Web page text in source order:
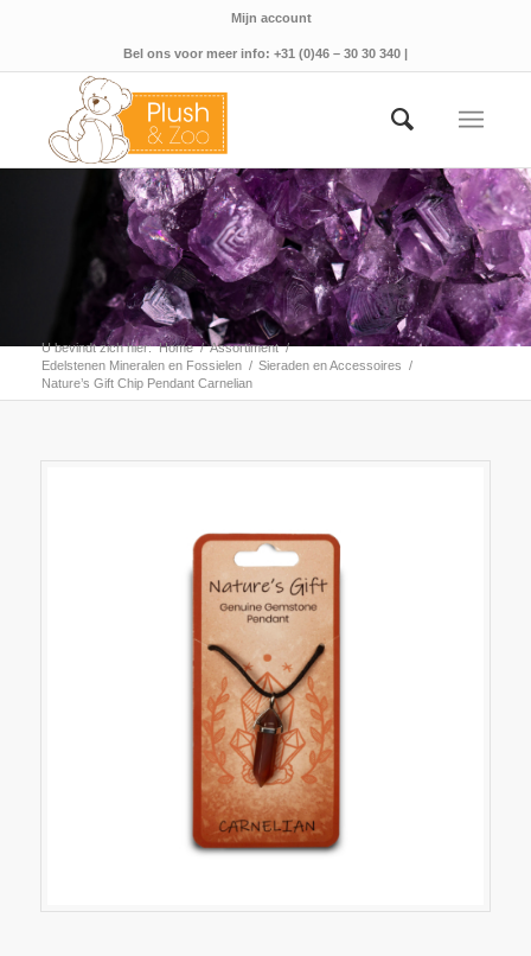
Mijn account
Bel ons voor meer info: +31 (0)46 – 30 30 340 |
U bevindt zich hier: Home / Assortiment /
Edelstenen Mineralen en Fossielen / Sieraden en Accessoires /
Nature’s Gift Chip Pendant Carnelian